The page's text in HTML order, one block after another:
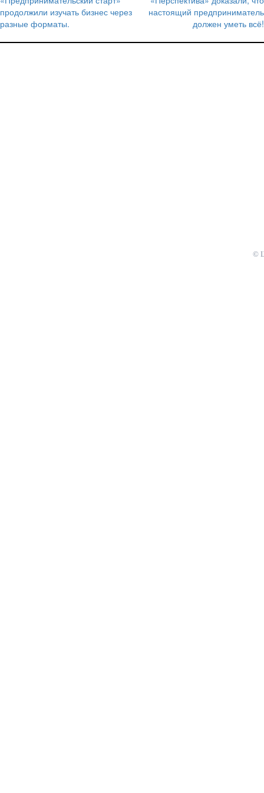
записям
продолжили изучать бизнес через
разные форматы.
настоящий предприниматель
должен уметь всё!
©